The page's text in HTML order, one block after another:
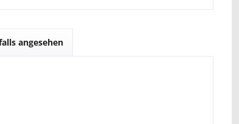
angesehen